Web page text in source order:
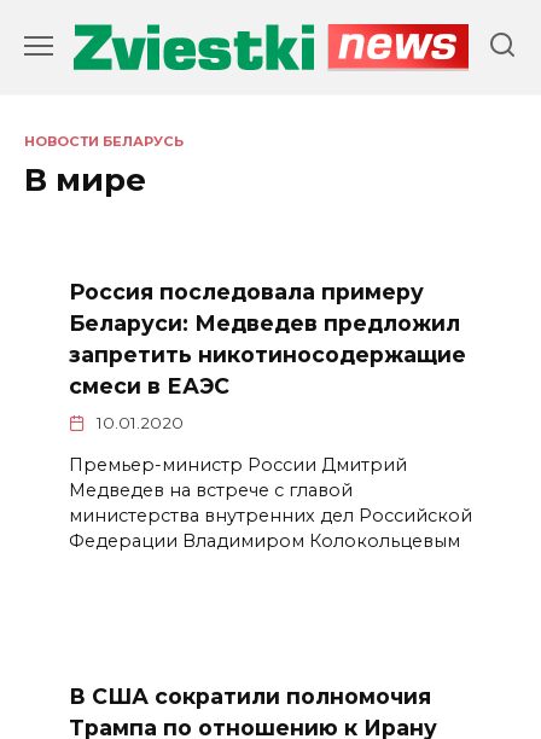
содержанию
НОВОСТИ БЕЛАРУСЬ
В мире
Россия последовала примеру
Беларуси: Медведев предложил
запретить никотиносодержащие
смеси в ЕАЭС
10.01.2020
Премьер-министр России Дмитрий
Медведев на встрече с главой
министерства внутренних дел Российской
Федерации Владимиром Колокольцевым
В США сократили полномочия
Трампа по отношению к Ирану